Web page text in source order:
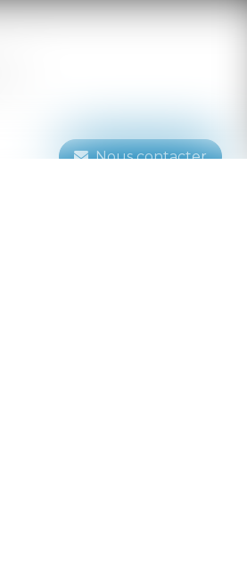
Nous contacter